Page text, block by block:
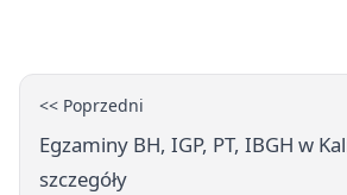
<< Poprzedni
Egzaminy BH, IGP, PT, IBGH w
szczegóły